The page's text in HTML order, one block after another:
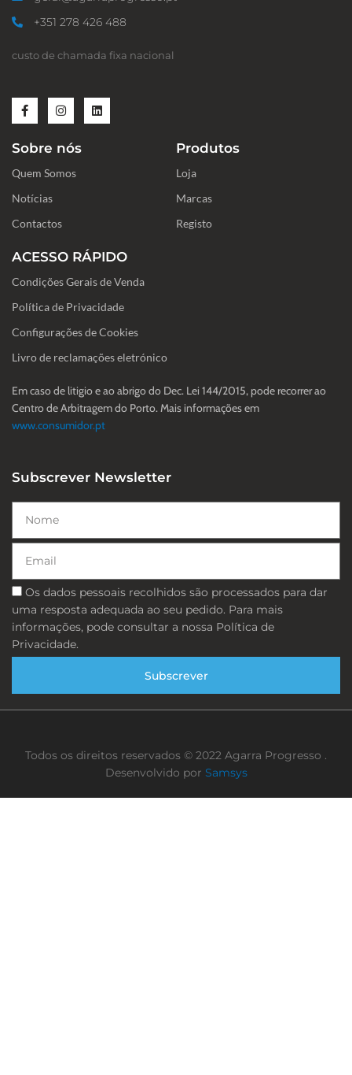
+351 278 426 488
custo de chamada fixa nacional
F
a
c
b
o
-
I
n
s
a
r
L
i
n
Sobre nós
Quem Somos
Notícias
Contactos
Produtos
Loja
Marcas
Registo
ACESSO RÁPIDO
Condições Gerais de Venda
Política de Privacidade
Configurações de Cookies
Livro de reclamações eletrónico
Em caso de litigio e ao abrigo do Dec. Lei 144/2015, pode recorrer ao
Centro de Arbitragem do Porto. Mais informações em
www.consumidor.pt
Subscrever Newsletter
Consentimento
Os dados pessoais recolhidos são processados ​​para dar
uma resposta adequada ao seu pedido. Para mais
informações, pode consultar a nossa Política de
Privacidade.
Subscrever
Todos os direitos reservados © 2022 Agarra Progresso .
Desenvolvido por Samsys